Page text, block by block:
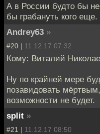
А в России будто бы
бы грабануть кого еще.
Andrey63 »
#20 | 11.12.17 07:32
Кому: Виталий
Ну по крайней мере
позавидовать
возможности не будет.
split »
#21 | 11.12.17 08:50